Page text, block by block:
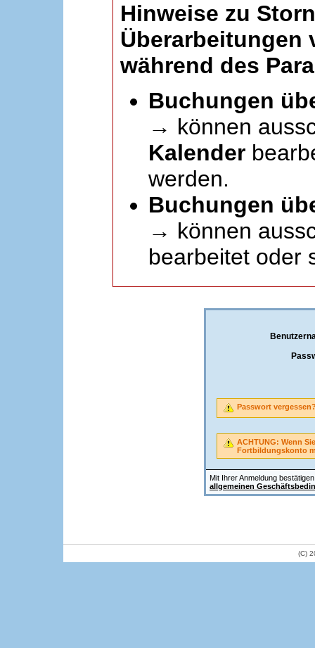
Hinweise zu
Überarbeitungen
während des
Buchungen
→ können
Kalender
werden.
Buchungen
→ können
bearbeitet oder
Mit Ihrer Anmeldung
allgemeinen
Passwort
ACHTUNG: Wenn
Fortbildungskonto
(C)